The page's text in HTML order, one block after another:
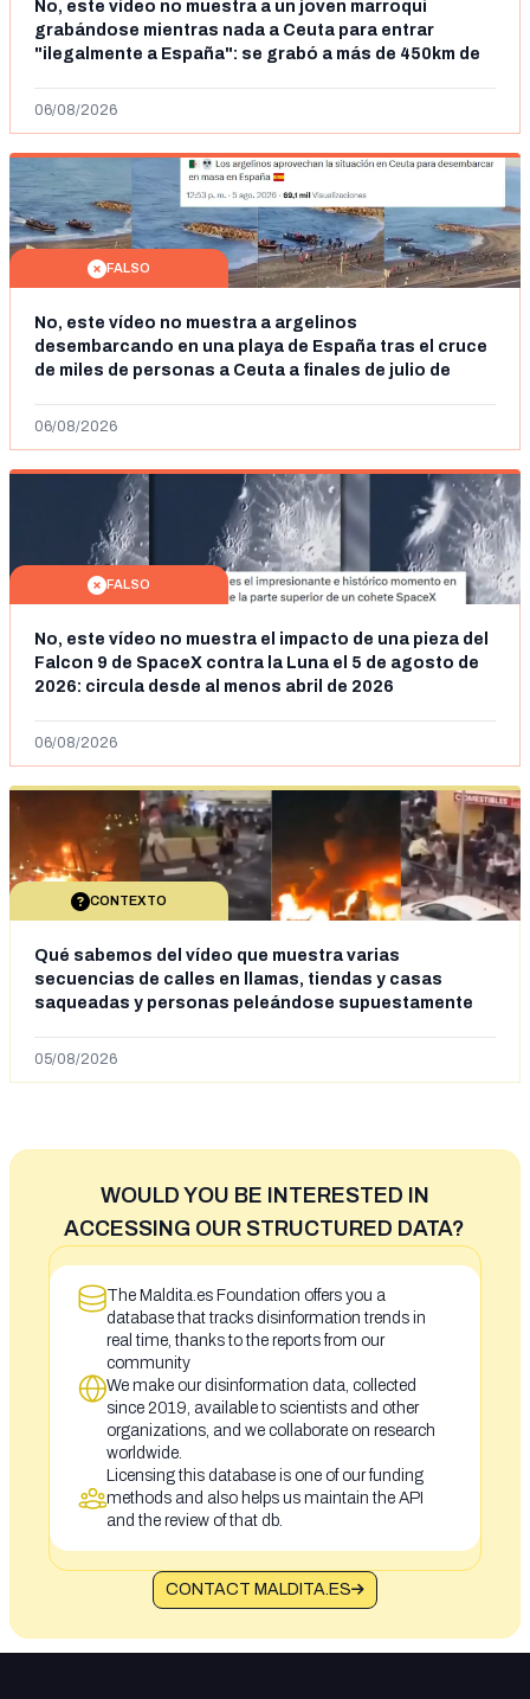
No, este vídeo no muestra a un joven marroquí
grabándose mientras nada a Ceuta para entrar
"ilegalmente a España": se grabó a más de 450km de
06/08/2026
FALSO
No, este vídeo no muestra a argelinos
desembarcando en una playa de España tras el cruce
de miles de personas a Ceuta a finales de julio de
06/08/2026
FALSO
No, este vídeo no muestra el impacto de una pieza del
Falcon 9 de SpaceX contra la Luna el 5 de agosto de
2026: circula desde al menos abril de 2026
06/08/2026
CONTEXTO
Qué sabemos del vídeo que muestra varias
secuencias de calles en llamas, tiendas y casas
saqueadas y personas peleándose supuestamente
situación irregular a Ceuta
05/08/2026
WOULD YOU BE INTERESTED IN
ACCESSING OUR STRUCTURED DATA?
The Maldita.es Foundation offers you a
database that tracks disinformation trends in
real time, thanks to the reports from our
community
We make our disinformation data, collected
since 2019, available to scientists and other
organizations, and we collaborate on research
worldwide.
Licensing this database is one of our funding
methods and also helps us maintain the API
and the review of that db.
CONTACT MALDITA.ES